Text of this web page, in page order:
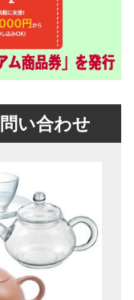
い合わせ